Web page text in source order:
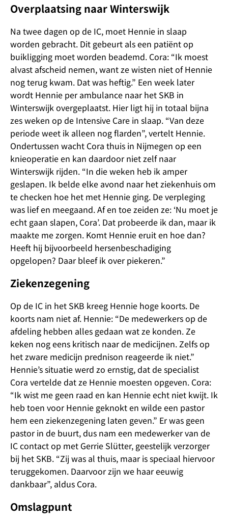
Overplaatsing naar Winterswijk
Na twee dagen op de IC, moet Hennie in slaap
worden gebracht. Dit gebeurt als een patiënt op
buikligging moet worden beademd. Cora: “Ik moest
alvast afscheid nemen, want ze wisten niet of Hennie
nog terug kwam. Dat was heftig.” Een week later
wordt Hennie per ambulance naar het SKB in
Winterswijk overgeplaatst. Hier ligt hij in totaal bijna
zes weken op de Intensive Care in slaap. “Van deze
periode weet ik alleen nog flarden”, vertelt Hennie.
Ondertussen wacht Cora thuis in Nijmegen op een
knieoperatie en kan daardoor niet zelf naar
Winterswijk rijden. “In die weken heb ik amper
geslapen. Ik belde elke avond naar het ziekenhuis om
te checken hoe het met Hennie ging. De verpleging
was lief en meegaand. Af en toe zeiden ze: ‘Nu moet je
echt gaan slapen, Cora’. Dat probeerde ik dan, maar ik
maakte me zorgen. Komt Hennie eruit en hoe dan?
Heeft hij bijvoorbeeld hersenbeschadiging
opgelopen? Daar bleef ik over piekeren.”
Ziekenzegening
Op de IC in het SKB kreeg Hennie hoge koorts. De
koorts nam niet af. Hennie: “De medewerkers op de
afdeling hebben alles gedaan wat ze konden. Ze
keken nog eens kritisch naar de medicijnen. Zelfs op
het zware medicijn prednison reageerde ik niet.”
Hennie’s situatie werd zo ernstig, dat de specialist
Cora vertelde dat ze Hennie moesten opgeven. Cora:
“Ik wist me geen raad en kan Hennie echt niet kwijt. Ik
heb toen voor Hennie geknokt en wilde een pastor
hem een ziekenzegening laten geven.” Er was geen
pastor in de buurt, dus nam een medewerker van de
IC contact op met Gerrie Slütter, geestelijk verzorger
bij het SKB. “Zij was al thuis, maar is speciaal hiervoor
teruggekomen. Daarvoor zijn we haar eeuwig
dankbaar”, aldus Cora.
Omslagpunt